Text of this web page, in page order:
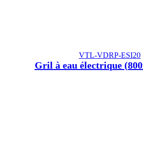
VTL-VDRP-ESI20
Gril à eau électrique